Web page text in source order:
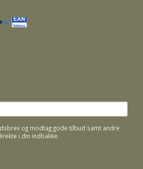
og modtag gode tilbud samt andre
i din indbakke.